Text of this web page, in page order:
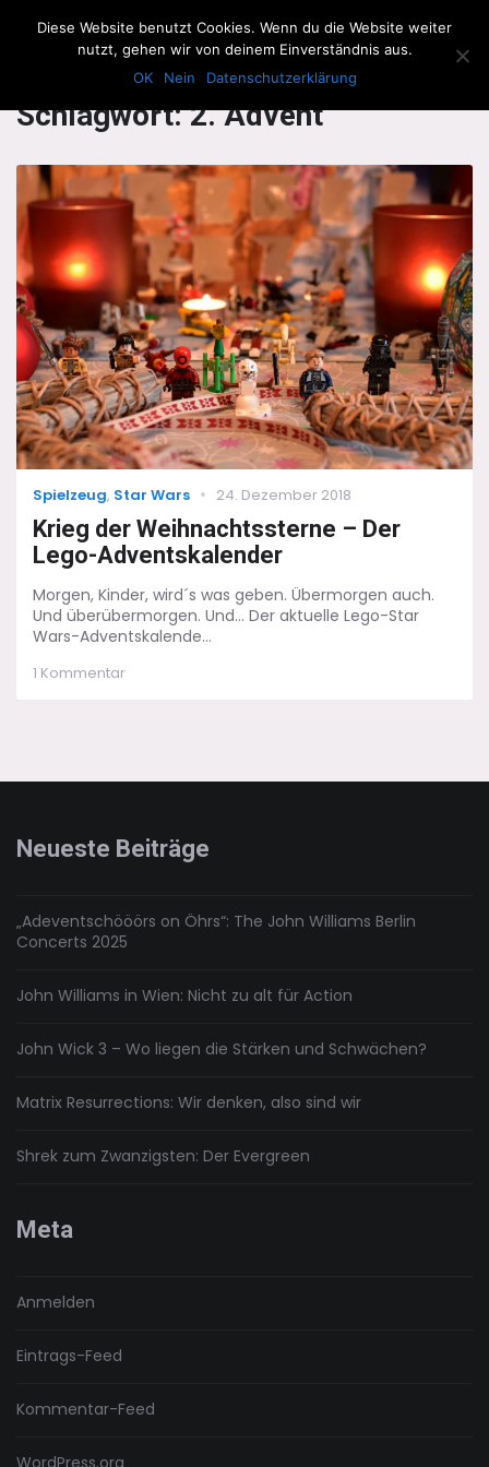
The Howling Men
Schlagwort:2. Advent
Categories
Spielzeug, Star Wars
Posted
24. Dezember 2018
Krieg der Weihnachtssterne – Der
Lego-Adventskalender
Morgen, Kinder, wird´s was geben. Übermorgen auch.
Und überübermorgen. Und... Der aktuelle Lego-Star
Wars-Adventskalende...
1 Kommentarzu
Neueste Beiträge
„Adeventschööörs on Öhrs“: The John Williams Berlin
Concerts 2025
John Williams in Wien: Nicht zu alt für Action
John Wick 3 – Wo liegen die Stärken und Schwächen?
Matrix Resurrections: Wir denken, also sind wir
Shrek zum Zwanzigsten: Der Evergreen
Meta
Anmelden
Eintrags-Feed
Kommentar-Feed
WordPress.org
Diese Website benutzt Cookies. Wenn du die Website weiter
nutzt, gehen wir von deinem Einverständnis aus.
OK
Nein Datenschutzerklärung